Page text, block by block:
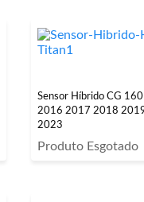
Sensor Híbrido CG
2016 2017 2018
2023
Produto Esgotado